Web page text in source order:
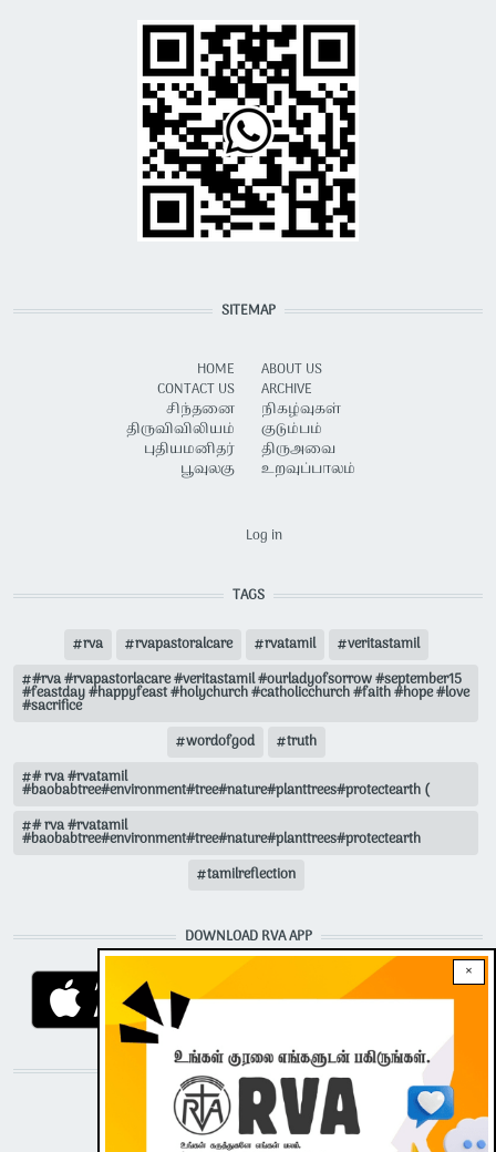
×
SITEMAP
HOME
CONTACT US
சிந்தனை
திருவிவிலியம்
புதியமனிதர்
பூவுலகு
ABOUT US
ARCHIVE
நிகழ்வுகள்
குடும்பம்
திருஅவை
உறவுப்பாலம்
Log in
TAGS
rva rvapastoralcare rvatamil
veritastamil
#rva #rvapastorlacare #veritastamil #ourladyofsorrow #september15
#feastday #happyfeast #holychurch #catholicchurch #faith #hope #love
#sacrifice
wordofgod
truth
# rva #rvatamil
#baobabtree#environment#tree#nature#planttrees#protectearth (
# rva #rvatamil
#baobabtree#environment#tree#nature#planttrees#protectearth
tamilreflection
DOWNLOAD RVA APP
STAY CONNECTED WITH US!